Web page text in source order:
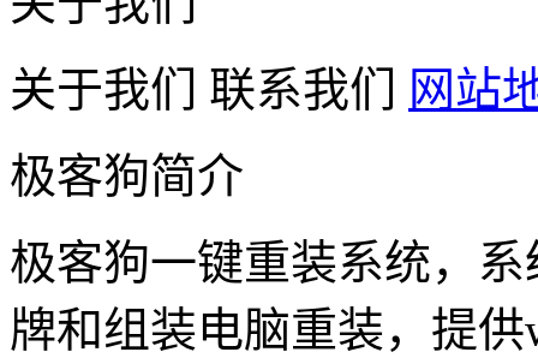
关于我们
联系我们
网站
极客狗简介
极客狗一键重装系统，
牌和组装电脑重装，提